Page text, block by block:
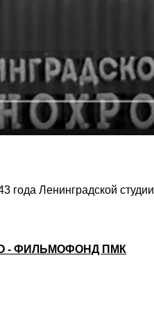
года Ленинградской
- ФИЛЬМОФОНД ПМК